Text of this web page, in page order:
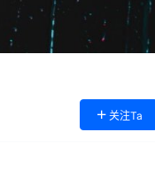
关注Ta